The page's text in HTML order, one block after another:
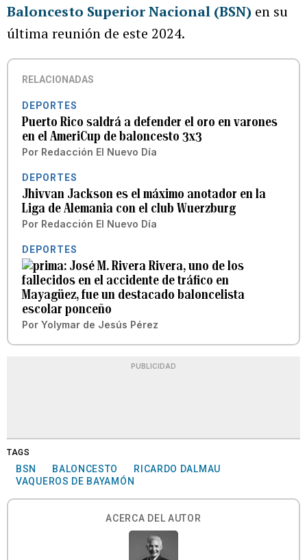
Baloncesto Superior Nacional (BSN) en su
última reunión de este 2024.
RELACIONADAS
DEPORTES
Puerto Rico saldrá a defender el oro en varones
en el AmeriCup de baloncesto 3x3
Por Redacción El Nuevo Día
DEPORTES
Jhivvan Jackson es el máximo anotador en la
Liga de Alemania con el club Wuerzburg
Por Redacción El Nuevo Día
DEPORTES
José M. Rivera Rivera, uno de los
fallecidos en el accidente de tráfico en
Mayagüez, fue un destacado baloncelista
escolar ponceño
Por Yolymar de Jesús Pérez
PUBLICIDAD
TAGS
BSN BALONCESTO
RICARDO DALMAU
VAQUEROS DE BAYAMÓN
ACERCA DEL AUTOR